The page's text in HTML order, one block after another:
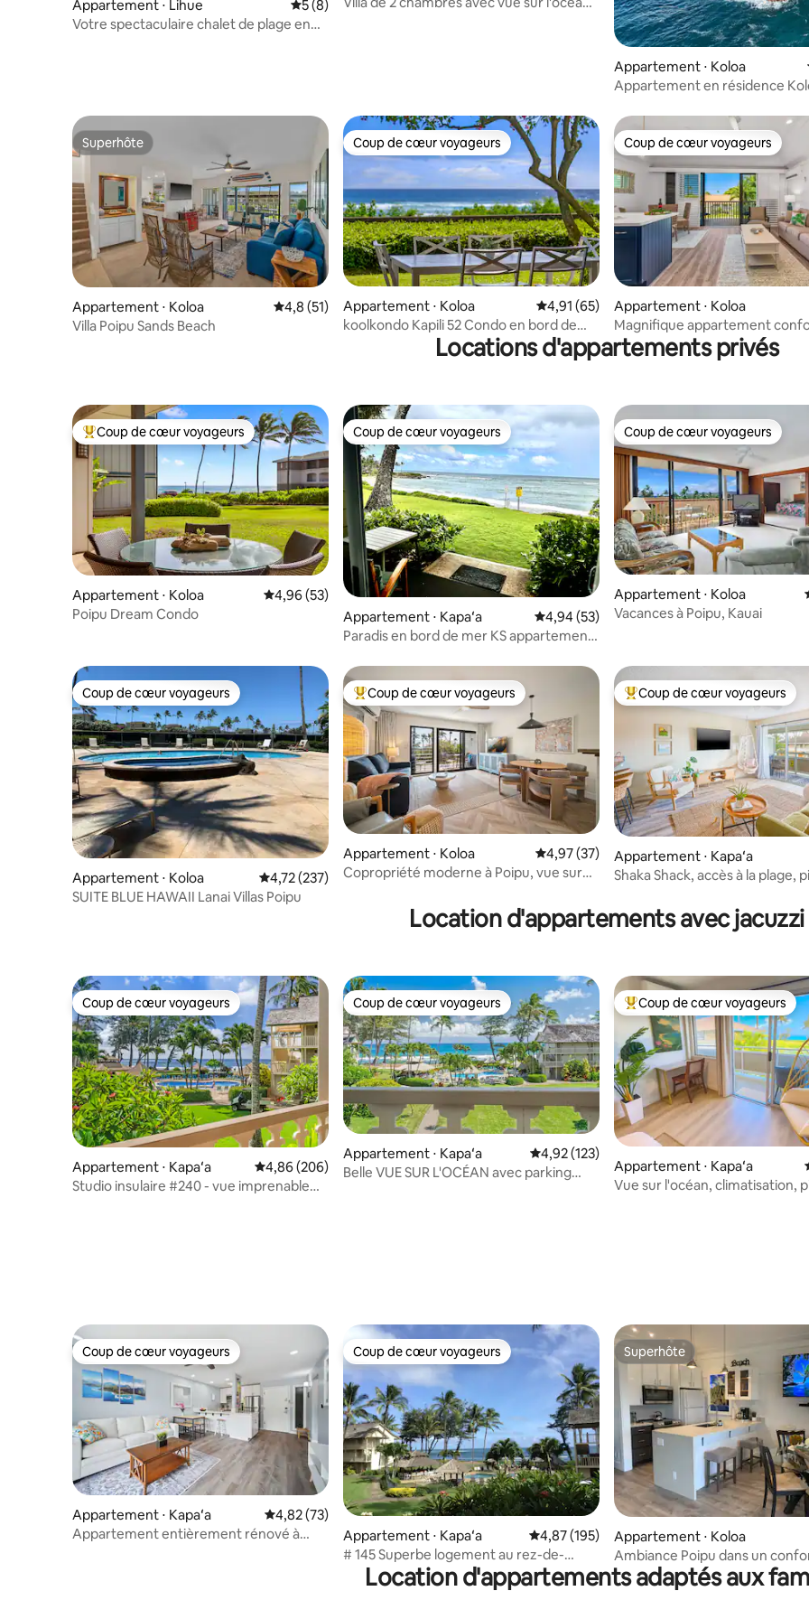
Appartement ⋅ Lihue Évaluation moyenne sur la base de 8 commentaires : 5 sur 5
5 (8)
Votre spectaculaire chalet de plage en
Appartement ⋅ Koloa
Appartement en résidence
Superhôte
Superhôte
Appartement ⋅ Koloa Évaluation moyenne sur la base de 51 commentaires : 4,8 sur 5
4,8 (51)
Villa Poipu Sands Beach
Coup de cœur voyageurs
Coup de cœur voyageurs
Appartement ⋅ Koloa Évaluation moyenne sur la base de 65
4,91 (65)
koolkondo Kapili 52 Condo en bord de
Coup de cœur voyageurs
Coup de cœur voyageurs
Appartement ⋅ Koloa
Magnifique appartement
1 chambre climatisation, lave-
sèche-linge BLD16 U94
Locations d'appartements privés
Coups de cœur voyageurs les plus appréciés
Coup de cœur voyageurs
Appartement ⋅ Koloa Évaluation moyenne sur la base de 53 commentaires : 4,96 sur 5
4,96 (53)
Poipu Dream Condo
Coup de cœur voyageurs
Coup de cœur voyageurs
Appartement ⋅ Kapaʻa Évaluation moyenne sur la base de 53
4,94 (53)
Paradis en bord de mer KS appartement
Coup de cœur voyageurs
Coup de cœur voyageurs
Appartement ⋅ Koloa
Vacances à Poipu, Kauai
Coup de cœur voyageurs
Coup de cœur voyageurs
Appartement ⋅ Koloa Évaluation moyenne sur la base de 237 commentaires : 4,72 sur 5
4,72 (237)
SUITE BLUE HAWAII Lanai Villas Poipu
Coups de cœur voyageurs les plus appréciés
Coup de cœur voyageurs
Appartement ⋅ Koloa Évaluation moyenne sur la base de 37
4,97 (37)
Copropriété moderne à Poipu, vue sur
Coups de cœur voyageurs les
Coup de cœur voyageurs
Appartement ⋅ Kapaʻa
Shaka Shack, accès à la plage,
Location d'appartements avec jacuzzi
Coup de cœur voyageurs
Coup de cœur voyageurs
Appartement ⋅ Kapaʻa Évaluation moyenne sur la base de 206 commentaires : 4,86 sur 5
4,86 (206)
Studio insulaire #240 - vue imprenable
Coup de cœur voyageurs
Coup de cœur voyageurs
Appartement ⋅ Kapaʻa Évaluation moyenne sur la base de 123
4,92 (123)
Belle VUE SUR L'OCÉAN avec parking
Coups de cœur voyageurs les
Coup de cœur voyageurs
Appartement ⋅ Kapaʻa
Vue sur l'océan, climatisation,
Coup de cœur voyageurs
Coup de cœur voyageurs
Appartement ⋅ Kapaʻa Évaluation moyenne sur la base de 73 commentaires : 4,82 sur 5
4,82 (73)
Appartement entièrement rénové à
Coup de cœur voyageurs
Coup de cœur voyageurs
Appartement ⋅ Kapaʻa Évaluation moyenne sur la base de 195
4,87 (195)
# 145 Superbe logement au rez-de-
chaussée en front de mer.
Superhôte
Superhôte
Appartement ⋅ Koloa
Ambiance Poipu dans un
moderne OV AC WD Rare Find !
Location d'appartements adaptés aux